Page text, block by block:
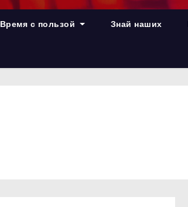
Время с пользой Знай наших